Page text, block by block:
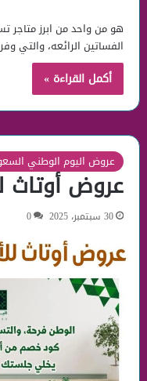
هو من واحد من ابرز متاجر
الفساتين الرائعه، والتي
أكمل القراءة »
عروض اليوم الوطني السعودي
عروض أوتاث
30 سبتمبر، 2025 0